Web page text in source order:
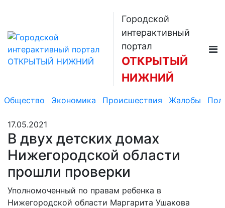
Городской
интерактивный
портал
ОТКРЫТЫЙ
НИЖНИЙ
Общество Экономика Происшествия Жалобы
17.05.2021
В двух детских домах
Нижегородской области
прошли проверки
Уполномоченный по правам ребенка в
Нижегородской области Маргарита Ушакова